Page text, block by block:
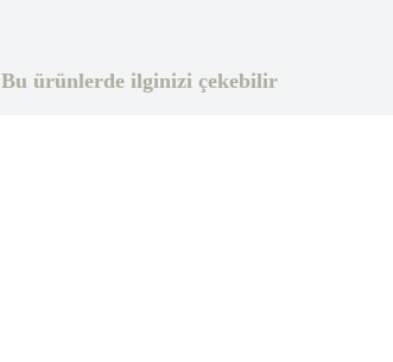
Bu ürünlerde ilginizi çekebilir